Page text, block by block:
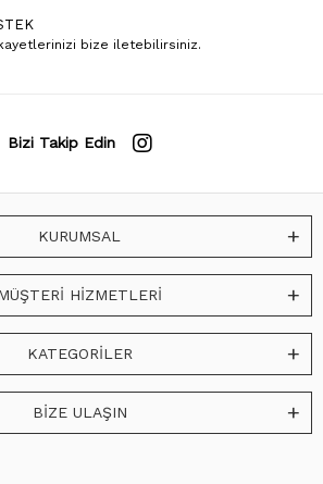
bize iletebilirsiniz.
Bizi Takip Edin
KURUMSAL
HİZMETLERİ
KATEGORİLER
BİZE ULAŞIN